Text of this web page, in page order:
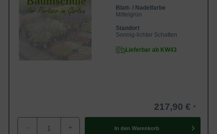
Blatt- / Nadelfarbe
Mittelgrün
Standort
Sonnig-lichter Schatten
Lieferbar ab KW43
217,90 €
- + In den Warenkorb